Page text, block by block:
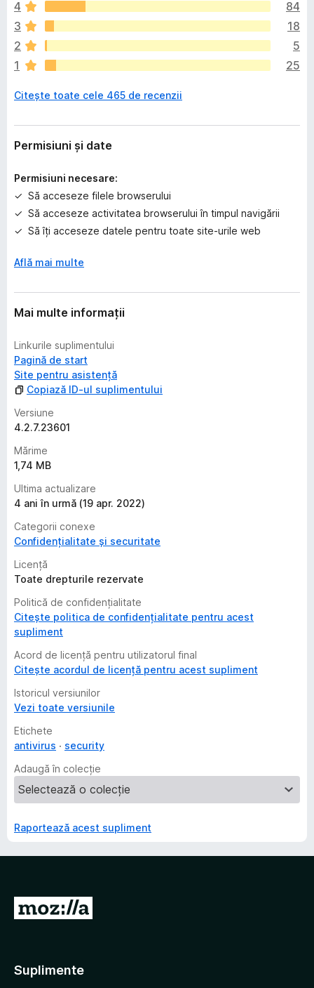
x
i
s
t
ă
n
ă
e
a
u
ă
r
4
84
3
18
2
5
1
25
Citește toate cele 465 de recenzii
Permisiuni și date
Permisiuni necesare:
Să acceseze filele browserului
Să acceseze activitatea browserului în timpul navigării
Să îți acceseze datele pentru toate site-urile web
Află mai multe
Mai multe informații
Linkurile suplimentului
Pagină de start
Site pentru asistență
Copiază ID-ul suplimentului
Versiune
4.2.7.23601
Mărime
1,74 MB
Ultima actualizare
4 ani în urmă (19 apr. 2022)
Categorii conexe
Confidențialitate și securitate
Licență
Toate drepturile rezervate
Politică de confidențialitate
Citește politica de confidențialitate pentru acest
supliment
Acord de licență pentru utilizatorul final
Citește acordul de licență pentru acest supliment
Istoricul versiunilor
Vezi toate versiunile
Etichete
antivirus
security
Adaugă în colecție
Raportează acest supliment
D
t
Suplimente